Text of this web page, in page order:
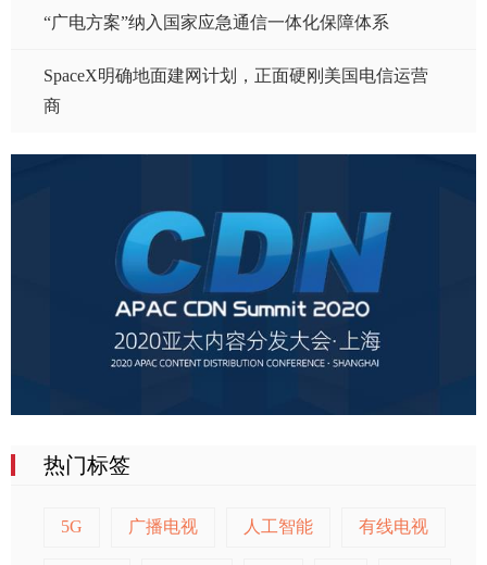
“广电方案”纳入国家应急通信一体化保障体系
SpaceX明确地面建网计划，正面硬刚美国电信运营
商
热门标签
5G 广播电视 人工智能 有线电视